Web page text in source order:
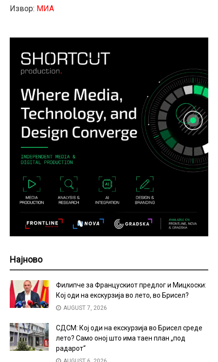
Извор: МИА
Најново
Филипче за Францускиот предлог и Мицкоски:
Кој оди на екскурзија во лето, во Брисел?
AUGUST 7, 2026
СДСМ: Кој оди на екскурзија во Брисел среде
лето? Само оној што има таен план „под
радарот“